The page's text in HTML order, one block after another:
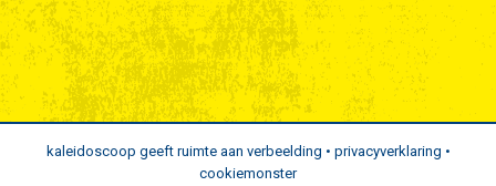
kaleidoscoop geeft ruimte aan verbeelding • privacyverklaring •
cookiemonster